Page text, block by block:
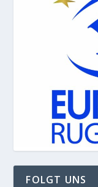
FOLGT UNS